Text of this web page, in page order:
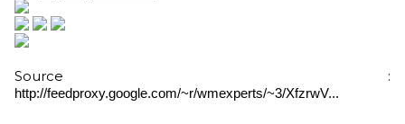
Source :
http://feedproxy.google.com/~r/wmexperts/~3/XfzrwV...